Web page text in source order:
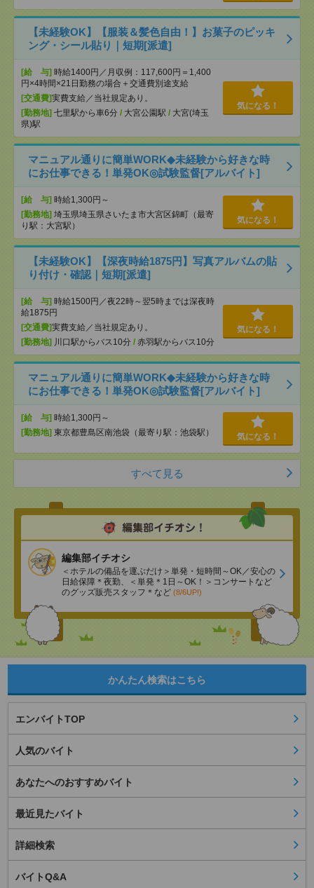
【未経験OK】【服装＆髪色自由！】お菓子のピッキ
ング・シール貼り｜短期[派遣]
[給 与] 時給1400円／月収例：117,600円＝1,400
円×4時間×21日勤務の場合＋交通費別途支給
[交通費]実費支給／当社規定あり。
[勤務地] 七里駅から車6分 / 大宮公園駅 / 大宮(埼玉
県)駅
気になる！
マニュアル通りに簡単WORK◆未経験から好きな時
にお仕事できる！単発OK◎試験監督[アルバイト]
[給 与] 時給1,300円～
[勤務地] 埼玉県埼玉県さいたま市大宮区錦町（最寄
り駅：大宮駅）
気になる！
【未経験OK】【深夜時給1875円】写真アルバムの貼
り付け・確認｜短期[派遣]
[給 与] 時給1500円／夜22時～翌5時までは深夜時
給1875円
[交通費]実費支給／当社規定あり。
[勤務地] 川口駅からバス10分 / 赤羽駅からバス10分
気になる！
マニュアル通りに簡単WORK◆未経験から好きな時
にお仕事できる！単発OK◎試験監督[アルバイト]
[給 与] 時給1,300円～
[勤務地] 東京都豊島区南池袋（最寄り駅：池袋駅） 気になる！
すべて見る
編集部イチオシ
＜ホテルの備品を運ぶだけ＞単発・短時間～OK／安心の
日給保障＊夜勤、＜単発＊1日～OK！＞コンサートなど
のグッズ販売スタッフ＊など (8/6UP!)
かんたん検索はこちら
エンバイトTOP
人気のバイト
あなたへのおすすめバイト
最近見たバイト
詳細検索
バイトQ&A